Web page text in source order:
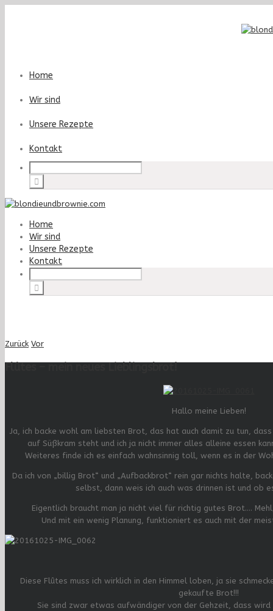
Home
Wir sind
Unsere Rezepte
Kontakt
Home
Wir sind
Unsere Rezepte
Kontakt
Zurück Vor
Hallo meine Lieben!
Ja, ich backe wohl am liebsten Brot, das hat auch damit zu tun,
auf Süßkram steht und ich ja nicht immer alles alleine essen
Weiteres finde ich es einfach wahnsinnig toll, wenn es in der
Da ich von „billig Brot“ und „Aufbackbrot“ rein gar nichts halte,
selbst, dann weis ich auch was drinnen ist und ob
Eigentlich braucht man ja nicht viel für richtig gutes Brot….
Und mit ein wenig Planung, funktioniert es auch mit der
Diese Flûtes muss ich wirklich in den Himmel loben, ja sie
gekaufte Brot!!!
Sie sind zwar etwas aufwändiger von der Gehzeit, dass wird